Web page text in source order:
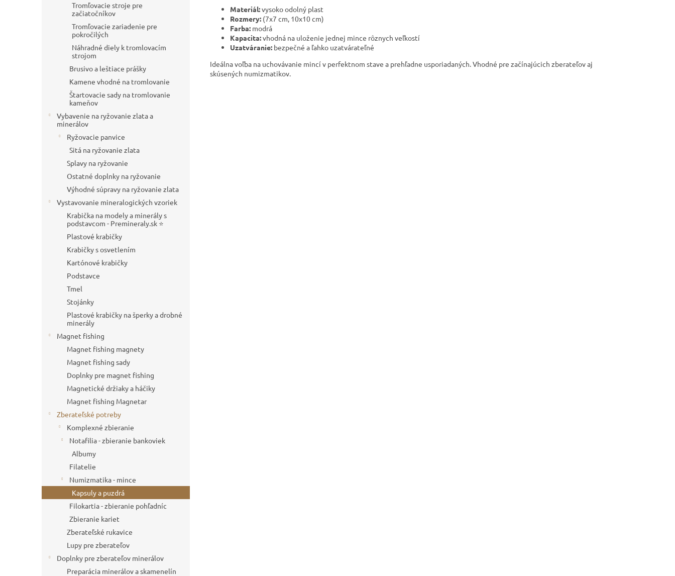
Tromľovacie stroje pre
začiatočníkov
Tromľovacie zariadenie pre
pokročilých
Náhradné diely k tromlovacím
strojom
Brusivo a leštiace prášky
Kamene vhodné na tromlovanie
Štartovacie sady na tromlovanie
kameňov
Vybavenie na ryžovanie zlata a
minerálov
Ryžovacie panvice
Sitá na ryžovanie zlata
Splavy na ryžovanie
Ostatné doplnky na ryžovanie
Výhodné súpravy na ryžovanie zlata
Vystavovanie mineralogických vzoriek
Krabička na modely a minerály s
podstavcom - Premineraly.sk ⭐
Plastové krabičky
Krabičky s osvetlením
Kartónové krabičky
Podstavce
Tmel
Stojánky
Plastové krabičky na šperky a drobné
minerály
Magnet fishing
Magnet fishing magnety
Magnet fishing sady
Doplnky pre magnet fishing
Magnetické držiaky a háčiky
Magnet fishing Magnetar
Zberateľské potreby
Komplexné zbieranie
Notafilia - zbieranie bankoviek
Albumy
Filatelie
Numizmatika - mince
Kapsuly a puzdrá
Filokartia - zbieranie pohľadníc
Zbieranie kariet
Zberateľské rukavice
Lupy pre zberateľov
Doplnky pre zberateľov minerálov
Preparácia minerálov a skamenelín
Materiál:vysoko odolný plast
Rozmery: (7x7 cm, 10x10 cm)
Farba: modrá
Kapacita:vhodná na uloženie jednej mince rôznych veľkostí
Uzatváranie: bezpečné a ľahko uzatvárateľné
Ideálna voľba na uchovávanie mincí v perfektnom stave a prehľadne usporiadaných. Vhodné pre začínajúcich zberateľov aj
skúsených numizmatikov.